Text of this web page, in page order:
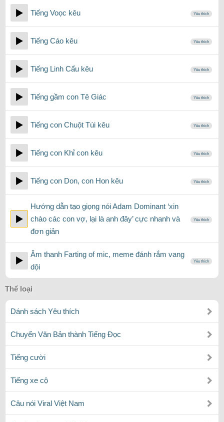
Tiếng Voọc kêu Yêu thích
Tiếng Cáo kêu Yêu thích
Tiếng Linh Cẩu kêu Yêu thích
Tiếng gầm con Tê Giác Yêu thích
Tiếng con Chuột Túi kêu Yêu thích
Tiếng con Khỉ con kêu Yêu thích
Tiếng con Don, con Hon kêu Yêu thích
Hướng dẫn tạo giọng nói Adam Dominant ‘xin
chào các con vợ, lại là anh đây’ cực nhanh và
đơn giản
Yêu thích
Âm thanh Farting of mic, meme đánh rắm vang
dội
Yêu thích
Thể loại
Dánh sách Yêu thích
Chuyển Văn Bản thành Tiếng Đọc
Tiếng cười
Tiếng xe cộ
Câu nói Viral Việt Nam